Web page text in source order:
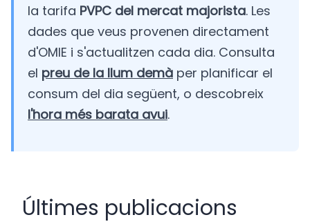
la tarifa PVPC del mercat majorista. Les
dades que veus provenen directament
d'OMIE i s'actualitzen cada dia. Consulta
el preu de la llum demà per planificar el
consum del dia següent, o descobreix
l'hora més barata avui.
Últimes publicacions